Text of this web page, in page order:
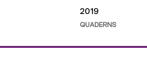
2019
QUADERNS